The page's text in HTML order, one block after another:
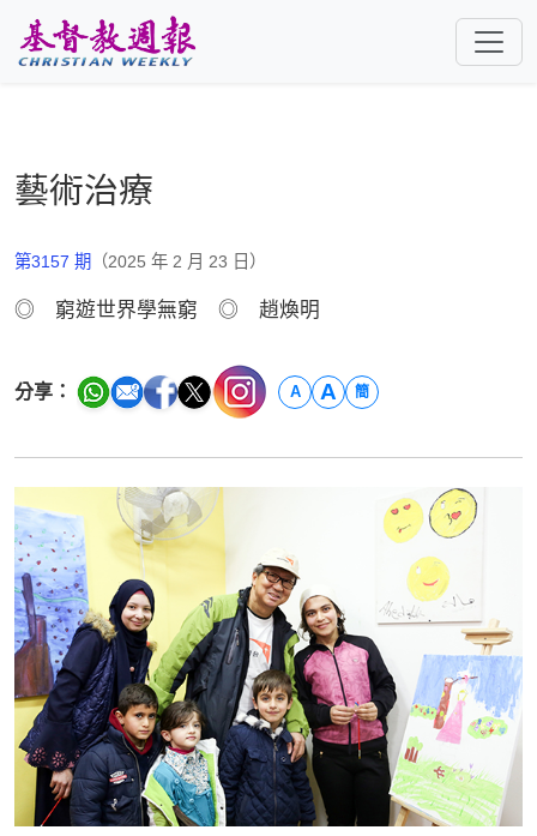
藝術治療
第3157 期 （2025 年 2 月 23 日）
◎ 窮遊世界學無窮 ◎ 趙煥明
分享： A A 簡